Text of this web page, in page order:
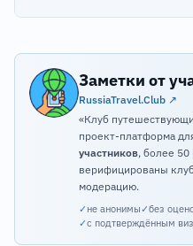
Заметки от
RussiaTravel.Club ↗
«Клуб
проект-платформа
участников, более
верифицированы
модерацию.
✓не анонимы✓без
✓с подтверждённым